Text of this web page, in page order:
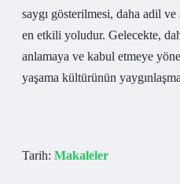
saygı gösterilmesi, daha adil
en etkili yoludur. Gelecekte,
anlamaya ve kabul etmeye
yaşama kültürünün
Tarih: Makaleler